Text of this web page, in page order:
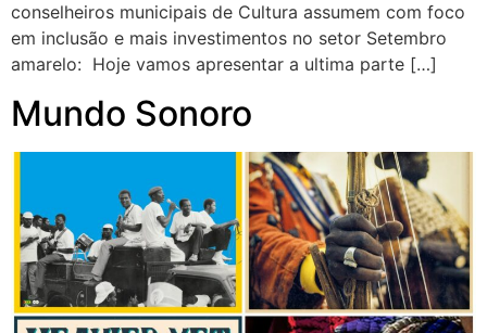
conselheiros municipais de Cultura assumem com foco
em inclusão e mais investimentos no setor Setembro
amarelo: Hoje vamos apresentar a ultima parte […]
Mundo Sonoro